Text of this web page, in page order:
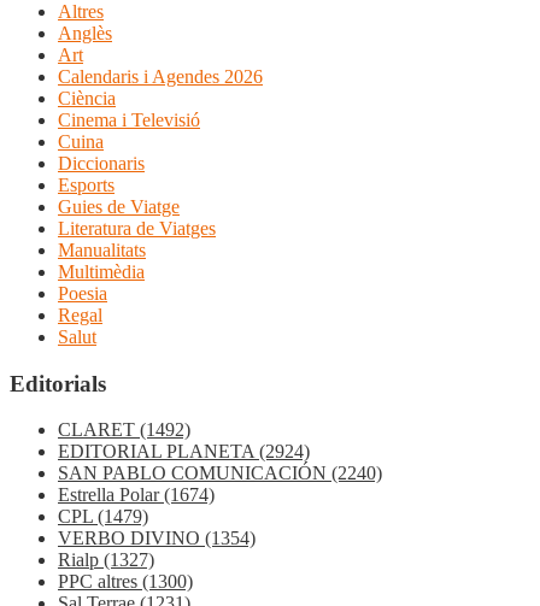
Altres
Anglès
Art
Calendaris i Agendes 2026
Ciència
Cinema i Televisió
Cuina
Diccionaris
Esports
Guies de Viatge
Literatura de Viatges
Manualitats
Multimèdia
Poesia
Regal
Salut
Editorials
CLARET (1492)
EDITORIAL PLANETA(2924)
SAN PABLO COMUNICACIÓN (2240)
Estrella Polar(1674)
CPL (1479)
VERBO DIVINO (1354)
Rialp (1327)
PPC altres (1300)